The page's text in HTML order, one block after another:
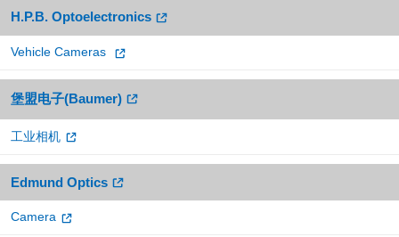
H.P.B. Optoelectronics
Vehicle Cameras
堡盟电子(Baumer)
工业相机
Edmund Optics
Camera